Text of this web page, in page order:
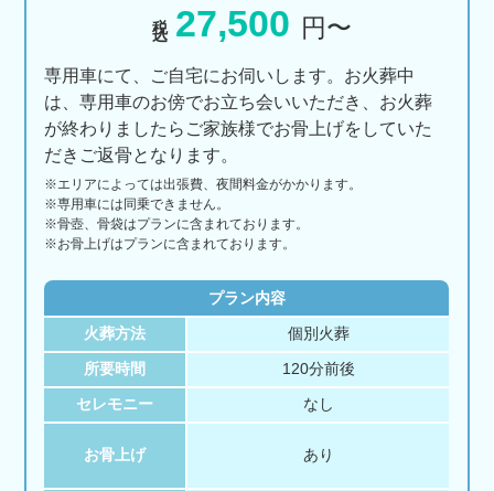
27,500 円〜
専用車にて、ご自宅にお伺いします。お火葬中
は、専用車のお傍でお立ち会いいただき、お火葬
が終わりましたらご家族様でお骨上げをしていた
だきご返骨となります。
※エリアによっては出張費、夜間料金がかかります。
※専用車には同乗できません。
※骨壺、骨袋はプランに含まれております。
※お骨上げはプランに含まれております。
プラン内容
火葬方法 個別火葬
所要時間 120分前後
セレモニー なし
お骨上げ あり